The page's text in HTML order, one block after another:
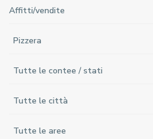
Affitti/vendite
Pizzera
Tutte le contee / stati
Tutte le città
Tutte le aree